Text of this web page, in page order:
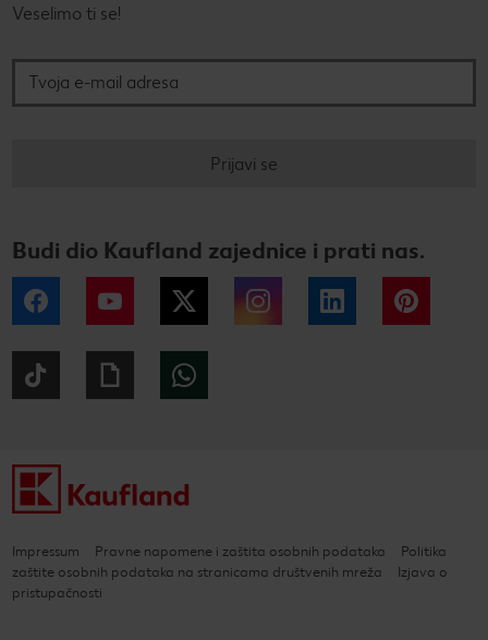
Veselimo ti se!
Prijavi se
Budi dio Kaufland zajednice i prati nas.
Facebook YouTube Twitter Instagram LinkedIn
Giphy
Impressum Pravne napomene i zaštita osobnih podataka
Politika
zaštite osobnih podataka na stranicama društvenih mreža
Izjava o
pristupačnosti